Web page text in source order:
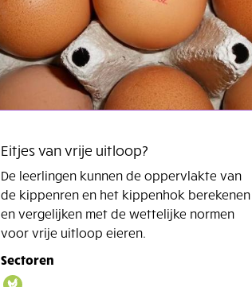
Eitjes van vrije uitloop?
De leerlingen kunnen de oppervlakte van
de kippenren en het kippenhok berekenen
en vergelijken met de wettelijke normen
voor vrije uitloop eieren.
Sectoren